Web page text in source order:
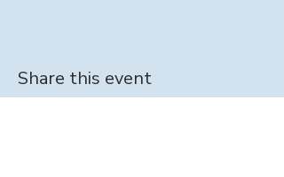
Share this event